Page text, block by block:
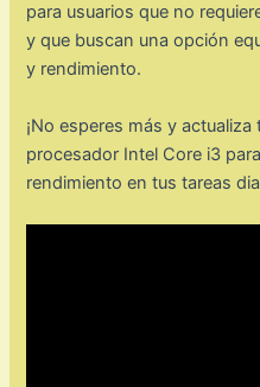
para usuarios que no
y que buscan una opción
y rendimiento.
¡No esperes más y
procesador Intel Core i3
rendimiento en tus tareas